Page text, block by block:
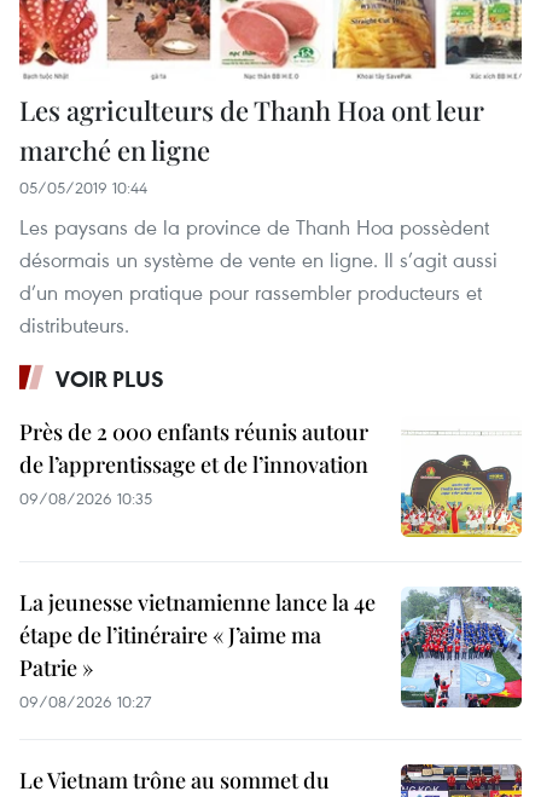
Les agriculteurs de Thanh Hoa ont leur
marché en ligne
05/05/2019 10:44
Les paysans de la province de Thanh Hoa possèdent
désormais un système de vente en ligne. Il s’agit aussi
d’un moyen pratique pour rassembler producteurs et
distributeurs.
VOIR PLUS
Près de 2 000 enfants réunis autour
de l’apprentissage et de l’innovation
09/08/2026 10:35
La jeunesse vietnamienne lance la 4e
étape de l’itinéraire « J’aime ma
Patrie »
09/08/2026 10:27
Le Vietnam trône au sommet du